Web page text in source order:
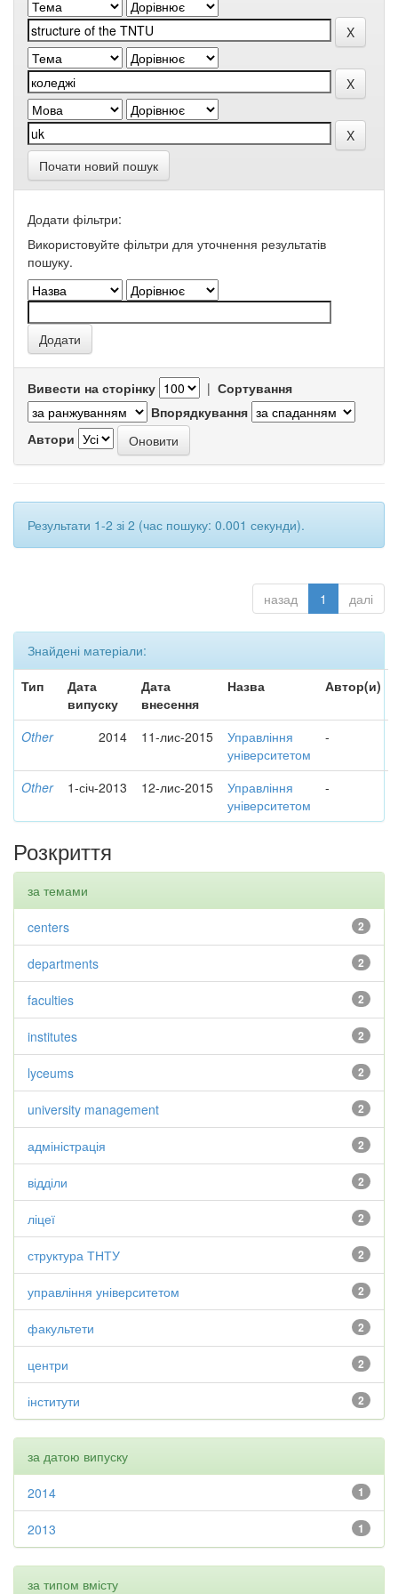
Почати новий пошук
Додати фільтри:
Використовуйте фільтри для уточнення результатів
пошуку.
Вивести на сторінку | Сортування
Впорядкування
Автори
Результати 1-2 зі 2 (час пошуку: 0.001 секунди).
назад 1 далі
Знайдені матеріали:
Тип
Дата
випуску
Дата
внесення
Назва Автор(и)
Other 2014 11-лис-2015
Управління
університетом
-
Other 1-січ-2013 12-лис-2015
Управління
університетом
-
Розкриття
за темами
2
centers
2
departments
2
faculties
2
institutes
2
lyceums
2
university management
2
адміністрація
2
відділи
2
ліцеї
2
структура ТНТУ
2
управління університетом
2
факультети
2
центри
2
інститути
за датою випуску
1
2014
1
2013
за типом вмісту